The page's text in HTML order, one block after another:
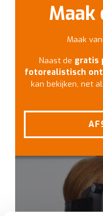
Maak
Maak
Naast de gratis
fotorealistisch
kan bekijken, net